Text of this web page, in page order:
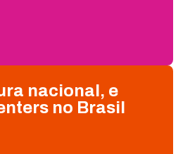
nacional, e
no Brasil